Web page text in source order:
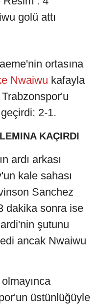
golü attı
ortasına
Nwaiwu kafayla
2-1.
KAÇIRDI
ardı arkası
kale sahası
Sanchez
dakika sonra ise
şutunu
ancak Nwaiwu
üstünlüğüyle